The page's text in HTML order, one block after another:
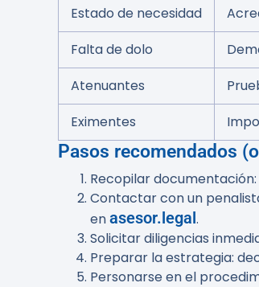
Estado de necesidad
Falta de dolo
Atenuantes
Eximentes
Pasos recomendados
Recopilar
Contactar con un
enasesor.legal.
Solicitar diligencias
Preparar la estrategia:
Personarse en el